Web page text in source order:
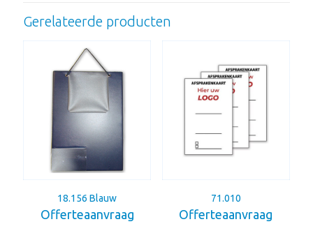
Gerelateerde producten
18.156 Blauw
Offerteaanvraag
71.010
Offerteaanvraag